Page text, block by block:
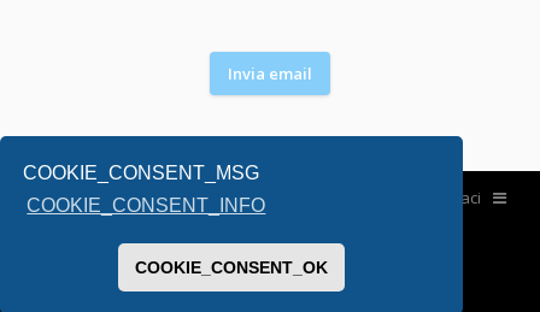
COOKIE_CONSENT_MSG
COOKIE_CONSENT_INFO
COOKIE_CONSENT_OK
Home Contattaci